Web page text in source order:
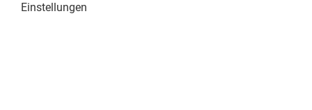
Einstellungen